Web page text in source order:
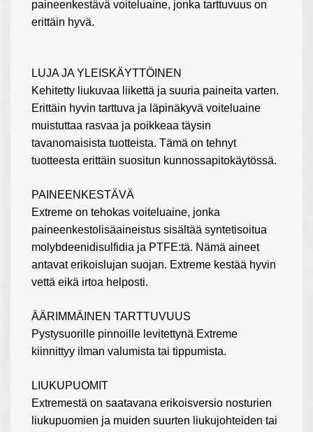
paineenkestävä voiteluaine, jonka tarttuvuus on
erittäin hyvä.
LUJA JA YLEISKÄYTTÖINEN
Kehitetty liukuvaa liikettä ja suuria paineita varten.
Erittäin hyvin tarttuva ja läpinäkyvä voiteluaine
muistuttaa rasvaa ja poikkeaa täysin
tavanomaisista tuotteista. Tämä on tehnyt
tuotteesta erittäin suositun kunnossapitokäytössä.
PAINEENKESTÄVÄ
Extreme on tehokas voiteluaine, jonka
paineenkestolisäaineistus sisältää syntetisoitua
molybdeenidisulfidia ja PTFE:tä. Nämä aineet
antavat erikoislujan suojan. Extreme kestää hyvin
vettä eikä irtoa helposti.
ÄÄRIMMÄINEN TARTTUVUUS
Pystysuorille pinnoille levitettynä Extreme
kiinnittyy ilman valumista tai tippumista.
LIUKUPUOMIT
Extremestä on saatavana erikoisversio nosturien
liukupuomien ja muiden suurten liukujohteiden tai